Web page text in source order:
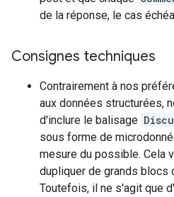
de la réponse, le cas
Consignes techniques
Contrairement à nos
aux données structurées,
d'inclure le balisage
sous forme de
mesure du possible. Cela
dupliquer de grands blocs
Toutefois, il ne s'agit que